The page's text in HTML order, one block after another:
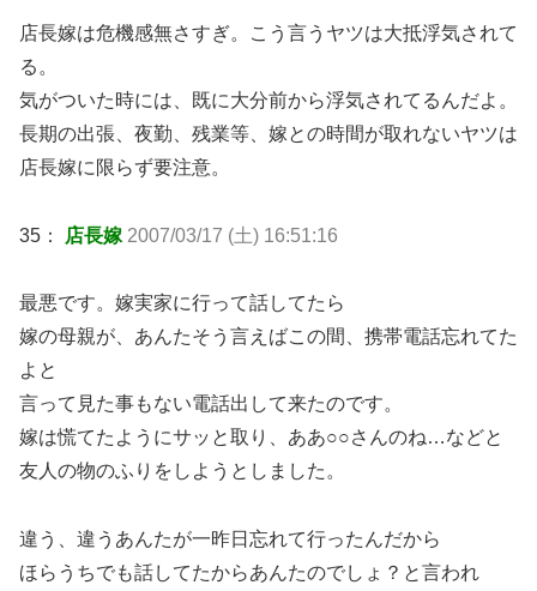
店長嫁は危機感無さすぎ。こう言うヤツは大抵浮気されて
る。
気がついた時には、既に大分前から浮気されてるんだよ。
長期の出張、夜勤、残業等、嫁との時間が取れないヤツは
店長嫁に限らず要注意。
35： 店長嫁 2007/03/17 (土) 16:51:16
最悪です。嫁実家に行って話してたら
嫁の母親が、あんたそう言えばこの間、携帯電話忘れてた
よと
言って見た事もない電話出して来たのです。
嫁は慌てたようにサッと取り、ああ○○さんのね…などと
友人の物のふりをしようとしました。
違う、違うあんたが一昨日忘れて行ったんだから
ほらうちでも話してたからあんたのでしょ？と言われ